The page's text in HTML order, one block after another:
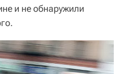
и не обнаружили